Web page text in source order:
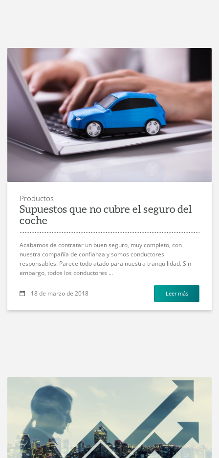
Productos
Supuestos que no cubre el seguro del
coche
Acabamos de contratar un buen seguro, muy completo, con
nuestra compañía de confianza y somos conductores
responsables. Parece todo atado para nuestra tranquilidad. Sin
embargo, todos los conductores ...
18 de marzo de 2018 Leer más